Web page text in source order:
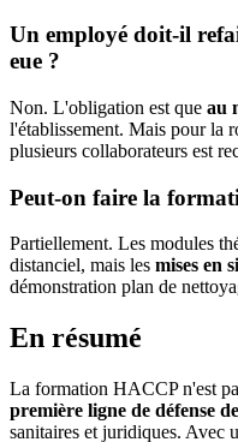
Un employé doit-il
eue ?
Non. L'obligation est que au
l'établissement. Mais pour la
plusieurs collaborateurs est
Peut-on faire la
Partiellement. Les modules
distanciel, mais les mises en
démonstration plan de
En résumé
La formation HACCP n'est
première ligne de défense
sanitaires et juridiques. Avec